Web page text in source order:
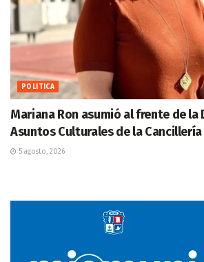
POLITICA
Mariana Ron asumió al frente de la
Asuntos Culturales de la Cancillería
5 agosto, 2026